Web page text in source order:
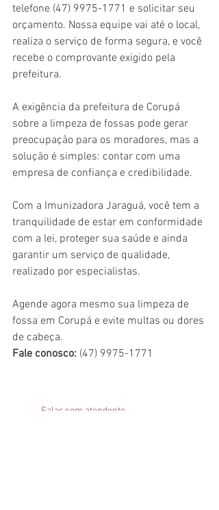
telefone (47) 9975-1771 e solicitar seu
orçamento. Nossa equipe vai até o local,
realiza o serviço de forma segura, e você
recebe o comprovante exigido pela
prefeitura.
A exigência da prefeitura de Corupá
sobre a limpeza de fossas pode gerar
preocupação para os moradores, mas a
solução é simples: contar com uma
empresa de confiança e credibilidade.
Com a Imunizadora Jaraguá, você tem a
tranquilidade de estar em conformidade
com a lei, proteger sua saúde e ainda
garantir um serviço de qualidade,
realizado por especialistas.
Agende agora mesmo sua limpeza de
fossa em Corupá e evite multas ou dores
de cabeça.
Fale conosco: (47) 9975-1771
Falar com atendente